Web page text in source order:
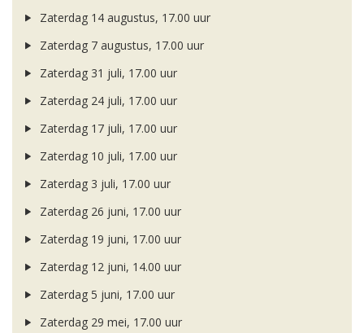
Zaterdag 14 augustus, 17.00 uur
Zaterdag 7 augustus, 17.00 uur
Zaterdag 31 juli, 17.00 uur
Zaterdag 24 juli, 17.00 uur
Zaterdag 17 juli, 17.00 uur
Zaterdag 10 juli, 17.00 uur
Zaterdag 3 juli, 17.00 uur
Zaterdag 26 juni, 17.00 uur
Zaterdag 19 juni, 17.00 uur
Zaterdag 12 juni, 14.00 uur
Zaterdag 5 juni, 17.00 uur
Zaterdag 29 mei, 17.00 uur